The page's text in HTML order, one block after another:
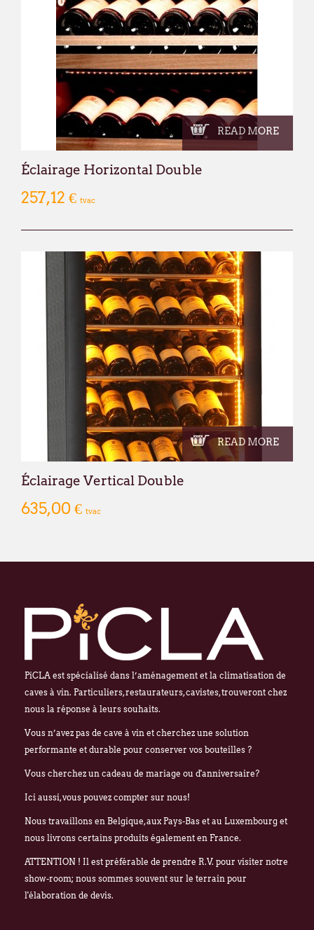
READ MORE
Éclairage Horizontal Double
257,12 € tvac
READ MORE
Éclairage Vertical Double
635,00 € tvac
PiCLA est spécialisé dans l’aménagement et la climatisation de
caves à vin. Particuliers, restaurateurs, cavistes, trouveront chez
nous la réponse à leurs souhaits.
Vous n’avez pas de cave à vin et cherchez une solution
performante et durable pour conserver vos bouteilles ?
Vous cherchez un cadeau de mariage ou d'anniversaire?
Ici aussi, vous pouvez compter sur nous!
Nous travaillons en Belgique, aux Pays-Bas et au Luxembourg et
nous livrons certains produits également en France.
ATTENTION ! Il est préférable de prendre R.V. pour visiter notre
show-room; nous sommes souvent sur le terrain pour
l'élaboration de devis.